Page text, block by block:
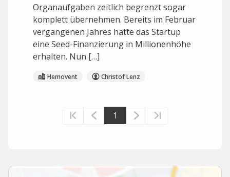
Organaufgaben zeitlich begrenzt sogar
komplett übernehmen. Bereits im Februar
vergangenen Jahres hatte das Startup
eine Seed-Finanzierung in Millionenhöhe
erhalten. Nun […]
Hemovent Christof Lenz
1